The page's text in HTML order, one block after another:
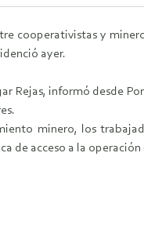
cooperativistas y
ayer.
Rejas, informó desde
minero, los
de acceso a la operación